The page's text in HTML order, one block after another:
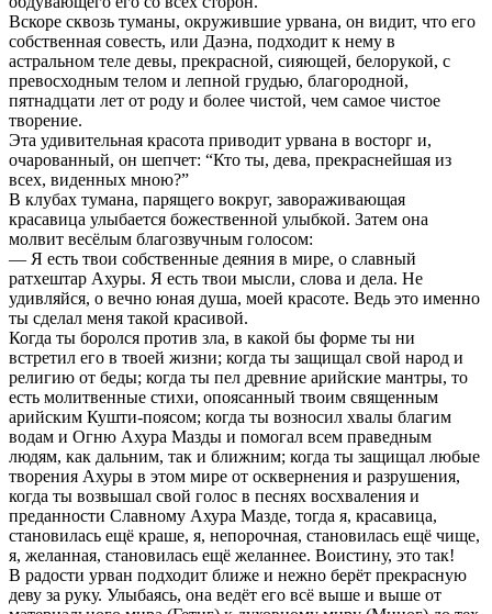
Вскоре сквозь туманы, окружившие урвана, он видит, что его
собственная совесть, или Даэна, подходит к нему в
астральном теле девы, прекрасной, сияющей, белорукой, с
превосходным телом и лепной грудью, благородной,
пятнадцати лет от роду и более чистой, чем самое чистое
творение.
Эта удивительная красота приводит урвана в восторг и,
очарованный, он шепчет: “Кто ты, дева, прекраснейшая из
всех, виденных мною?”
В клубах тумана, парящего вокруг, завораживающая
красавица улыбается божественной улыбкой. Затем она
молвит весёлым благозвучным голосом:
— Я есть твои собственные деяния в мире, о славный
ратхештар Ахуры. Я есть твои мысли, слова и дела. Не
удивляйся, о вечно юная душа, моей красоте. Ведь это именно
ты сделал меня такой красивой.
Когда ты боролся против зла, в какой бы форме ты ни
встретил его в твоей жизни; когда ты защищал свой народ и
религию от беды; когда ты пел древние арийские мантры, то
есть молитвенные стихи, опоясанный твоим священным
арийским Кушти-поясом; когда ты возносил хвалы благим
водам и Огню Ахура Мазды и помогал всем праведным
людям, как дальним, так и ближним; когда ты защищал любые
творения Ахуры в этом мире от осквернения и разрушения,
когда ты возвышал свой голос в песнях восхваления и
преданности Славному Ахура Мазде, тогда я, красавица,
становилась ещё краше, я, непорочная, становилась ещё чище,
я, желанная, становилась ещё желаннее. Воистину, это так!
В радости урван подходит ближе и нежно берёт прекрасную
деву за руку. Улыбаясь, она ведёт его всё выше и выше от